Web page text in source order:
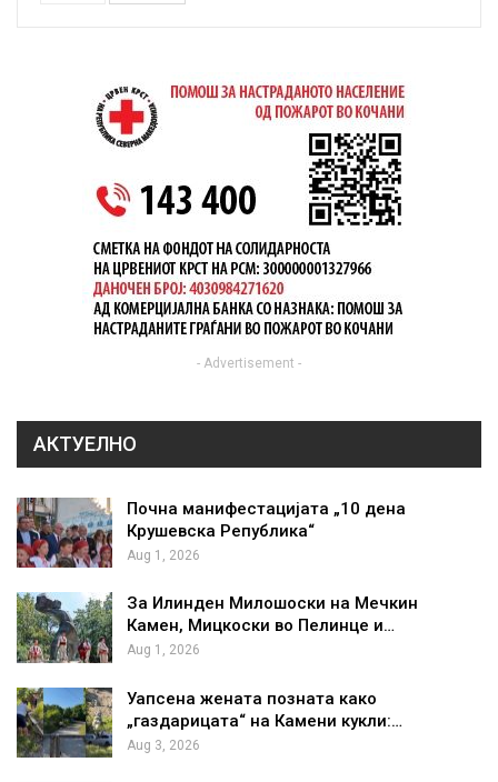
- Advertisement -
АКТУЕЛНО
Почна манифестацијата „10 дена
Крушевска Република“
Aug 1, 2026
За Илинден Милошоски на Мечкин
Камен, Мицкоски во Пелинце и…
Aug 1, 2026
Уапсена жената позната како
„газдарицата“ на Камени кукли:…
Aug 3, 2026